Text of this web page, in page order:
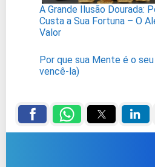
A Grande Ilusão Dourada:
Custa a Sua Fortuna – O
Valor
Por que sua Mente é o
vencê-la)